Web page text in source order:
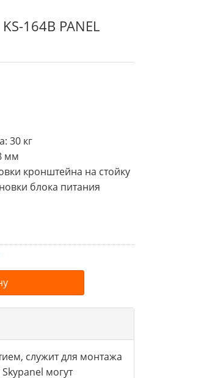
164B PANEL
30 кг
мм
кронштейна на стойку
блока питания
служит для монтажа
могут